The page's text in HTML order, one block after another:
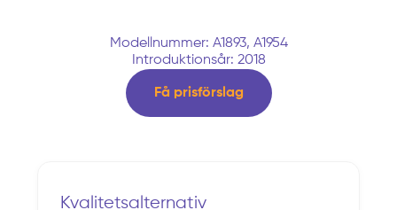
Modellnummer: A1893, A1954
Introduktionsår: 2018
Få prisförslag
Kvalitetsalternativ